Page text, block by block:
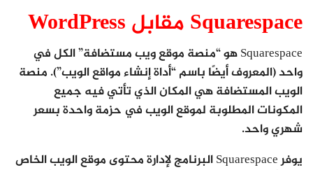
Squarespace مقابل WordPress
Squarespace هو “منصة موقع ويب مستضافة” الكل في
واحد (المعروف أيضًا باسم “أداة إنشاء مواقع الويب”). منصة
الويب المستضافة هي المكان الذي تأتي فيه جميع
المكونات المطلوبة لموقع الويب في حزمة واحدة بسعر
شهري واحد.
يوفر Squarespace البرنامج لإدارة محتوى موقع الويب الخاص